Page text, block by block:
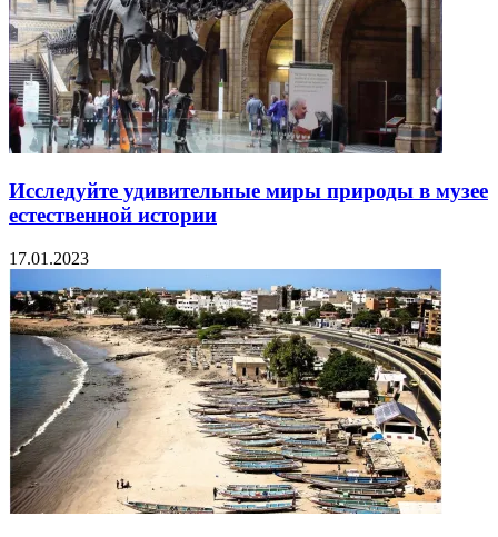
Исследуйте удивительные миры природы в музее
естественной истории
17.01.2023